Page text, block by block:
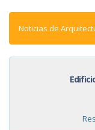
Noticias de